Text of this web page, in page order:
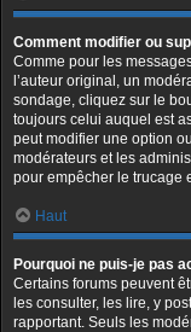
Comment modifier ou
Comme pour les
l’auteur original, un
sondage, cliquez sur le
toujours celui auquel est
peut modifier une option
modérateurs et les
pour empêcher le trucage
Haut
Pourquoi ne puis-je pas
Certains forums peuvent
les consulter, les lire, y
rapportant. Seuls les